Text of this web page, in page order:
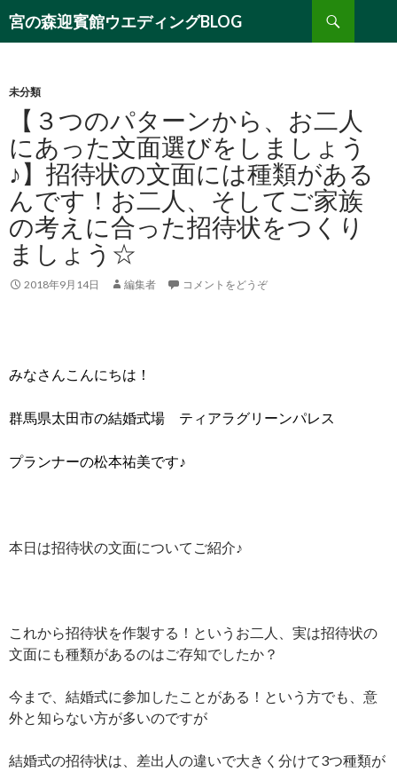
宮の森迎賓館ウエディングBLOG
検
索
ン
移
動
未分類
【３つのパターンから、お二人
にあった文面選びをしましょう
♪】招待状の文面には種類がある
んです！お二人、そしてご家族
の考えに合った招待状をつくり
ましょう☆
2018年9月14日 編集者 コメントをどうぞ
みなさんこんにちは！
群馬県太田市の結婚式場 ティアラグリーンパレス
プランナーの松本祐美です♪
本日は招待状の文面についてご紹介♪
これから招待状を作製する！というお二人、実は招待状の
文面にも種類があるのはご存知でしたか？
今まで、結婚式に参加したことがある！という方でも、意
外と知らない方が多いのですが
結婚式の招待状は、差出人の違いで大きく分けて3つ種類が